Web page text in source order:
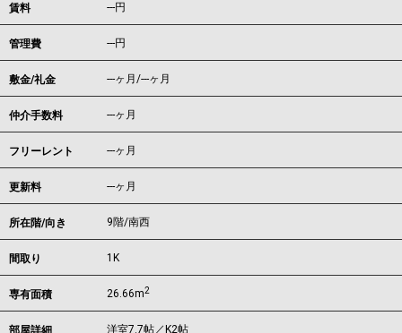
賃料 ---円
管理費 ---円
敷金/礼金 ---ヶ月/---ヶ月
仲介手数料 ---ヶ月
フリーレント ---ヶ月
更新料 ---ヶ月
所在階/向き 9階/南西
間取り 1K
専有面積 26.66m2
洋室7.7帖／K2帖